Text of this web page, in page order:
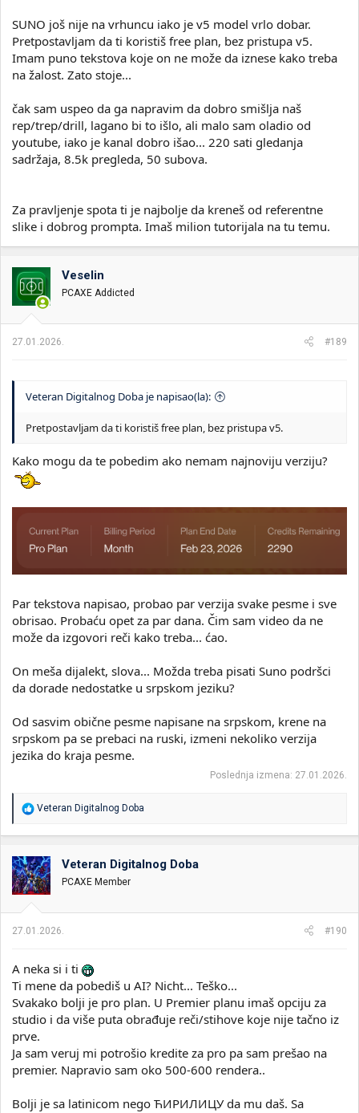
SUNO još nije na vrhuncu iako je v5 model vrlo dobar.
Pretpostavljam da ti koristiš free plan, bez pristupa v5.
Imam puno tekstova koje on ne može da iznese kako treba
na žalost. Zato stoje...
čak sam uspeo da ga napravim da dobro smišlja naš
rep/trep/drill, lagano bi to išlo, ali malo sam oladio od
youtube, iako je kanal dobro išao... 220 sati gledanja
sadržaja, 8.5k pregleda, 50 subova.
Za pravljenje spota ti je najbolje da kreneš od referentne
slike i dobrog prompta. Imaš milion tutorijala na tu temu.
Veselin
PCAXE Addicted
27.01.2026. #189
Veteran Digitalnog Doba je napisao(la):
Pretpostavljam da ti koristiš free plan, bez pristupa v5.
Kako mogu da te pobedim ako nemam najnoviju verziju?
Par tekstova napisao, probao par verzija svake pesme i sve
obrisao. Probaću opet za par dana. Čim sam video da ne
može da izgovori reči kako treba... ćao.
On meša dijalekt, slova... Možda treba pisati Suno podršci
da dorade nedostatke u srpskom jeziku?
Od sasvim obične pesme napisane na srpskom, krene na
srpskom pa se prebaci na ruski, izmeni nekoliko verzija
jezika do kraja pesme.
Poslednja izmena: 27.01.2026.
R
a
o
v
a
n
:
Veteran Digitalnog Doba
Veteran Digitalnog Doba
PCAXE Member
27.01.2026. #190
A neka si i ti
Ti mene da pobediš u AI? Nicht... Teško...
Svakako bolji je pro plan. U Premier planu imaš opciju za
studio i da više puta obrađuje reči/stihove koje nije tačno iz
prve.
Ja sam veruj mi potrošio kredite za pro pa sam prešao na
premier. Napravio sam oko 500-600 rendera..
Bolji je sa latinicom nego ЋИРИЛИЦУ da mu daš. Sa